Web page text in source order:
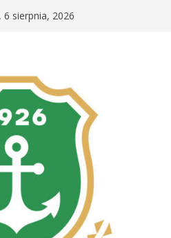
6 sierpnia, 2026